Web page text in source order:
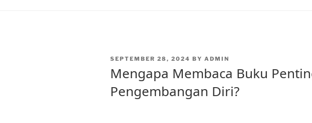
POSTED
SEPTEMBER 28, 2024 BY ADMIN
Mengapa Membaca Buku
Pengembangan Diri?